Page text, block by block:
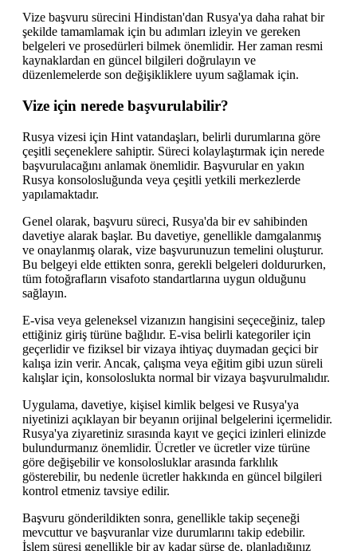
Vize başvuru sürecini Hindistan'dan Rusya'ya daha rahat bir
şekilde tamamlamak için bu adımları izleyin ve gereken
belgeleri ve prosedürleri bilmek önemlidir. Her zaman resmi
kaynaklardan en güncel bilgileri doğrulayın ve
düzenlemelerde son değişikliklere uyum sağlamak için.
Vize için nerede başvurulabilir?
Rusya vizesi için Hint vatandaşları, belirli durumlarına göre
çeşitli seçeneklere sahiptir. Süreci kolaylaştırmak için nerede
başvurulacağını anlamak önemlidir. Başvurular en yakın
Rusya konsolosluğunda veya çeşitli yetkili merkezlerde
yapılamaktadır.
Genel olarak, başvuru süreci, Rusya'da bir ev sahibinden
davetiye alarak başlar. Bu davetiye, genellikle damgalanmış
ve onaylanmış olarak, vize başvurunuzun temelini oluşturur.
Bu belgeyi elde ettikten sonra, gerekli belgeleri doldururken,
tüm fotoğrafların visafoto standartlarına uygun olduğunu
sağlayın.
E-visa veya geleneksel vizanızın hangisini seçeceğiniz, talep
ettiğiniz giriş türüne bağlıdır. E-visa belirli kategoriler için
geçerlidir ve fiziksel bir vizaya ihtiyaç duymadan geçici bir
kalışa izin verir. Ancak, çalışma veya eğitim gibi uzun süreli
kalışlar için, konsoloslukta normal bir vizaya başvurulmalıdır.
Uygulama, davetiye, kişisel kimlik belgesi ve Rusya'ya
niyetinizi açıklayan bir beyanın orijinal belgelerini içermelidir.
Rusya'ya ziyaretiniz sırasında kayıt ve geçici izinleri elinizde
bulundurmanız önemlidir. Ücretler ve ücretler vize türüne
göre değişebilir ve konsolosluklar arasında farklılık
gösterebilir, bu nedenle ücretler hakkında en güncel bilgileri
kontrol etmeniz tavsiye edilir.
Başvuru gönderildikten sonra, genellikle takip seçeneği
mevcuttur ve başvuranlar vize durumlarını takip edebilir.
İşlem süresi genellikle bir ay kadar sürse de, planladığınız